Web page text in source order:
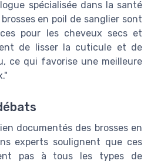
spécialisée dans la santé
en poil de sanglier sont
pour les cheveux secs et
de lisser la cuticule et de
ce qui favorise une meilleure
documentés des brosses en
experts soulignent que ces
pas à tous les types de